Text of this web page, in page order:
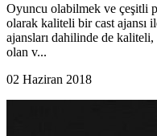
Oyuncu olabilmek ve çeşitli
olarak kaliteli bir cast ajansı
ajansları dahilinde de
olan v...
02 Haziran 2018